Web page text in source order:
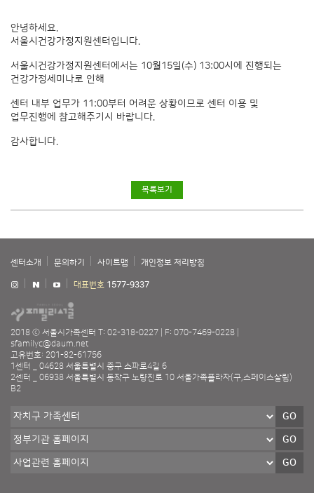
안녕하세요.
서울시건강가정지원센터입니다.
서울시건강가정지원센터에서는 10월15일(수) 13:00시에 진행되는
건강가정세미나로 인해
센터 내부 업무가 11:00부터 어려운 상황이므로 센터 이용 및
업무진행에 참고해주기시 바랍니다.
감사합니다.
목록보기
센터소개 문의하기 사이트맵 개인정보 처리방침
대표번호 1577-9337
2018 ⓒ 서울시가족센터 T: 02-318-0227
F: 070-7469-0228
sfamilyc@daum.net
고유번호: 201-82-61756
1센터 _ 04628 서울특별시 중구 소파로4길 6
2센터 _ 06938 서울특별시 동작구 노량진로 10 서울가족플라자(구,스페이스살림)
B2
GO
GO
GO